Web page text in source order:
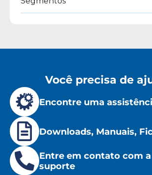
Você precisa de
Encontre uma
Downloads, Manuais,
Entre em contato com
suporte